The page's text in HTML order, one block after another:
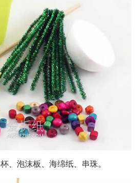
、泡沫板、海绵纸、串珠。